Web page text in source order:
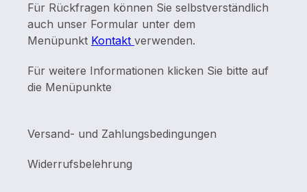
Für Rückfragen können Sie selbstverständlich
auch unser Formular unter dem
Menüpunkt Kontakt verwenden.
Für weitere Informationen klicken Sie bitte auf
die Menüpunkte
Versand- und Zahlungsbedingungen
Widerrufsbelehrung